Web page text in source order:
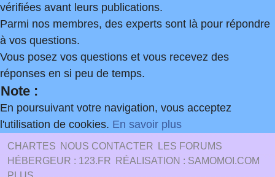
vérifiées avant leurs publications.
Parmi nos membres, des experts sont là pour répondre
à vos questions.
Vous posez vos questions et vous recevez des
réponses en si peu de temps.
Note :
En poursuivant votre navigation, vous acceptez
l'utilisation de cookies. En savoir plus
CHARTES NOUS CONTACTER
LES FORUMS
HÉBERGEUR : 123.FR
RÉALISATION : SAMOMOI.COM